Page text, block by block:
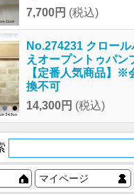
7,700円 (税込)
No.274231 クロー
えオープントゥパン
【定番人気商品】※
換不可
14,300円 (税込)
マイページ